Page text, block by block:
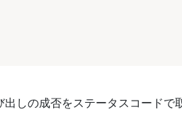
しの成否をステータスコードで